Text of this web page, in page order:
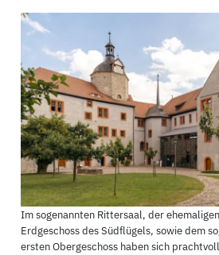
Im sogenannten Rittersaal, der
Erdgeschoss des Südflügels, sowie dem
ersten Obergeschoss haben sich